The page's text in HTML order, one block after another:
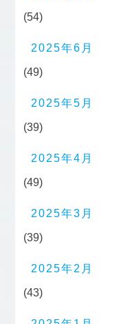
(54)
2025年6月
(49)
2025年5月
(39)
2025年4月
(49)
2025年3月
(39)
2025年2月
(43)